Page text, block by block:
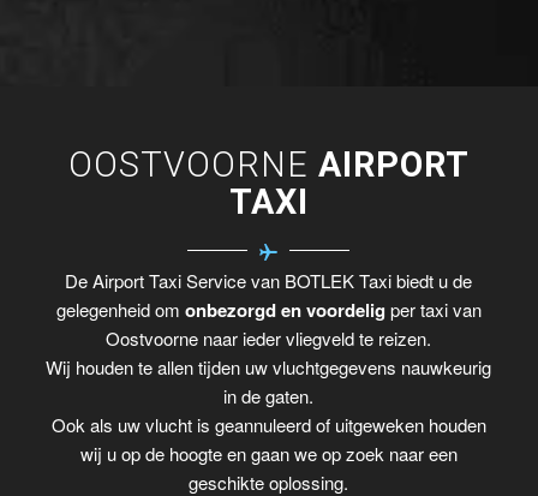
OOSTVOORNE AIRPORT
TAXI
De Airport Taxi Service van BOTLEK Taxi biedt u de
gelegenheid om onbezorgd en voordelig per taxi van
Oostvoorne naar ieder vliegveld te reizen.
Wij houden te allen tijden uw vluchtgegevens nauwkeurig
in de gaten.
Ook als uw vlucht is geannuleerd of uitgeweken houden
wij u op de hoogte en gaan we op zoek naar een
geschikte oplossing.